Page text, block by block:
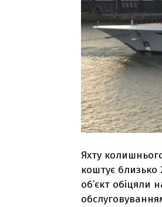
Яхту
коштує близько
об’єкт обіцяли